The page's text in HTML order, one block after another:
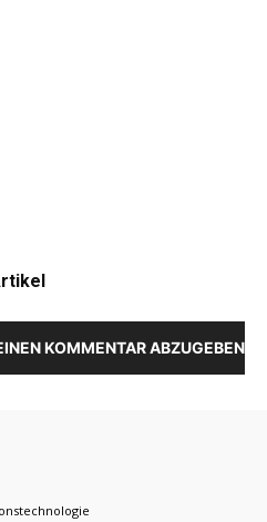
KOMMENTAR ABZUGEBEN